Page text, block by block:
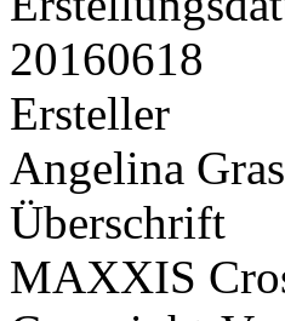
20160618
Ersteller
Angelina
Überschrift
MAXXIS